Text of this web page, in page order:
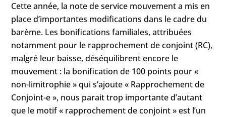
Cette année, la note de service mouvement a mis en
place d’importantes modifications dans le cadre du
barème. Les bonifications familiales, attribuées
notamment pour le rapprochement de conjoint (RC),
malgré leur baisse, déséquilibrent encore le
mouvement : la bonification de 100 points pour «
non-limitrophie » qui s’ajoute « Rapprochement de
Conjoint-e », nous parait trop importante d’autant
que le motif « rapprochement de conjoint » est l’un